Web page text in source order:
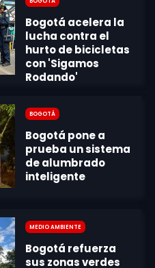
Bogotá
Medio Ambiente